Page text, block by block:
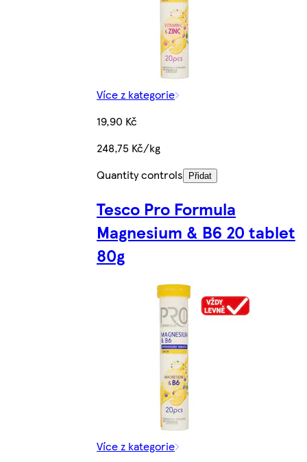
Více z kategorie
19,90 Kč
248,75 Kč/kg
Quantity controls
Přidat
Tesco Pro Formula
Magnesium & B6 20 tablet
80g
Více z kategorie